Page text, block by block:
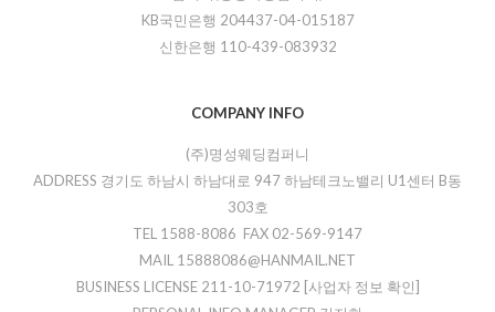
KB국민은행 204437-04-015187
신한은행 110-439-083932
COMPANY INFO
(주)명성웨딩컴퍼니
ADDRESS 경기도 하남시 하남대로 947 하남테크노밸리 U1센터 B동
303호
TEL 1588-8086 FAX 02-569-9147
MAIL 15888086@HANMAIL.NET
BUSINESS LICENSE 211-10-71972 [사업자 정보 확인]